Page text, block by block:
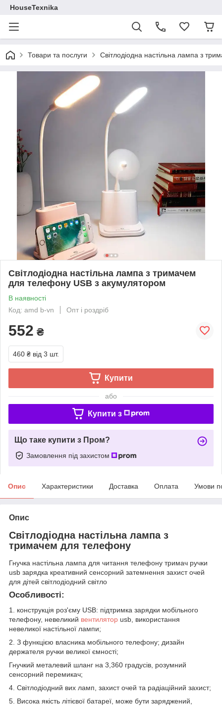
HouseTexnika
Товари та послуги Світлодіодна настільна лампа з
Світлодіодна настільна лампа з тримачем
для телефону USB з акумулятором
В наявності
Код: amd b-vn
Опт і роздріб
552 ₴
460 ₴ від 3 шт.
Купити
або
Купити з
Що таке купити з Пром?
Замовлення під захистом
Опис Характеристики Доставка Оплата Умови
Опис
Світлодіодна настільна лампа з
тримачем для телефону
Гнучка настільна лампа для читання телефону тримач ручки
usb зарядка креативний сенсорний затемнення захист очей
для дітей світлодіодний світло
Особливості:
1. конструкція роз'єму USB: підтримка зарядки мобільного
телефону, невеликий вентилятор usb, використання
невеликої настільної лампи;
2. З функцією власника мобільного телефону; дизайн
держателя ручки великої ємності;
Гнучкий металевий шланг на 3,360 градусів, розумний
сенсорний перемикач;
4. Світлодіодний вих ламп, захист очей та радіаційний захист;
5. Висока якість літієвої батареї, може бути заряджений,